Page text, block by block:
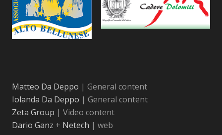
Matteo Da Deppo | General content
Iolanda Da Deppo | General content
Zeta Group | Video content
Dario Ganz + Netech | web